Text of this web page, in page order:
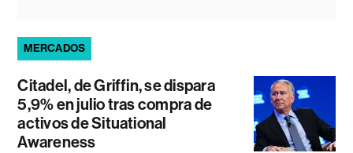
MERCADOS
Citadel, de Griffin, se dispara
5,9% en julio tras compra de
activos de Situational
Awareness